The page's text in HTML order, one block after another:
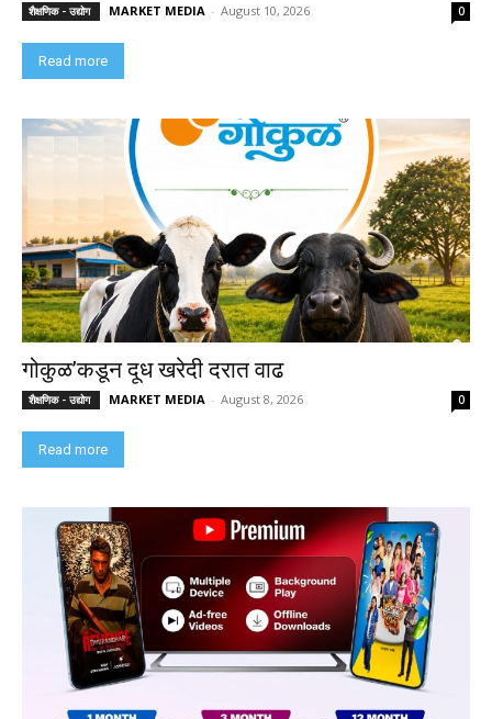
शैक्षणिक - उद्योग MARKET MEDIA - August 10, 2026 0
Read more
गोकुळ’कडून दूध खरेदी दरात वाढ
शैक्षणिक - उद्योग MARKET MEDIA - August 8, 2026 0
Read more